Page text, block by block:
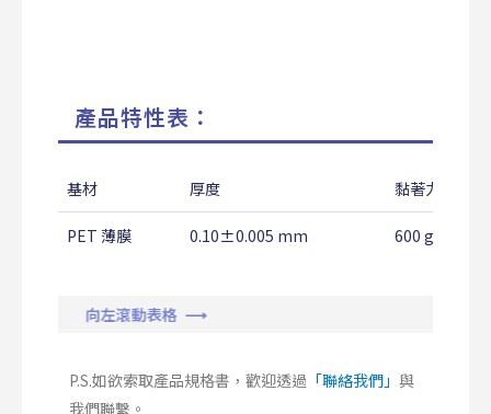
產品特性表：
基材 厚度 黏著力
PET 薄膜 0.10±0.005 mm 600 g/25mm
向左滾動表格 ⟶
P.S.如欲索取產品規格書，歡迎透過 「聯絡我們」 與
我們聯繫。